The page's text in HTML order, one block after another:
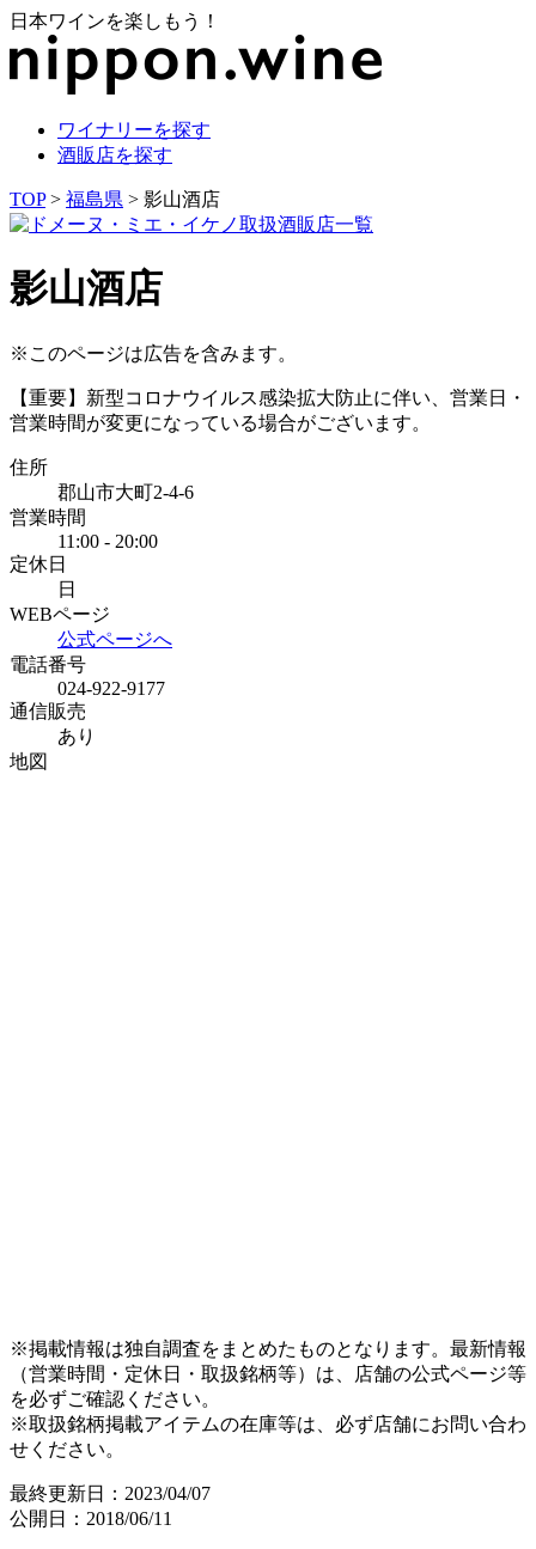
日本ワインを楽しもう！
ワイナリーを探す
酒販店を探す
TOP> 福島県 > 影山酒店
影山酒店
※このページは広告を含みます。
【重要】新型コロナウイルス感染拡大防止に伴い、営業日・
営業時間が変更になっている場合がございます。
住所
郡山市大町2-4-6
営業時間
11:00 - 20:00
定休日
日
WEBページ
公式ページへ
電話番号
024-922-9177
通信販売
あり
地図
※掲載情報は独自調査をまとめたものとなります。最新情報
（営業時間・定休日・取扱銘柄等）は、店舗の公式ページ等
を必ずご確認ください。
※取扱銘柄掲載アイテムの在庫等は、必ず店舗にお問い合わ
せください。
最終更新日：2023/04/07
公開日：2018/06/11